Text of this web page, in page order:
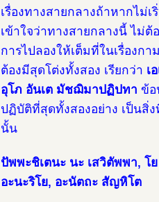
เรื่องทางสายกลางถ้าหากไม่เ
เข้าใจว่าทางสายกลางนี้ ไม่
การไปลองให้เต็มที่ในเรื่องก
ต้องมีสุดโต่งทั้งสอง เรียกว่า เ
อุโภ อันเต มัชฌิมาปฏิปทา ข้อ
ปฏิบัติที่สุดทั้งสองอย่าง เป็นสิ่ง
นั้น
ปัพพะชิเตนะ นะ เสวิตัพพา,
อะนะริโย, อะนัตถะ สัญหิโต